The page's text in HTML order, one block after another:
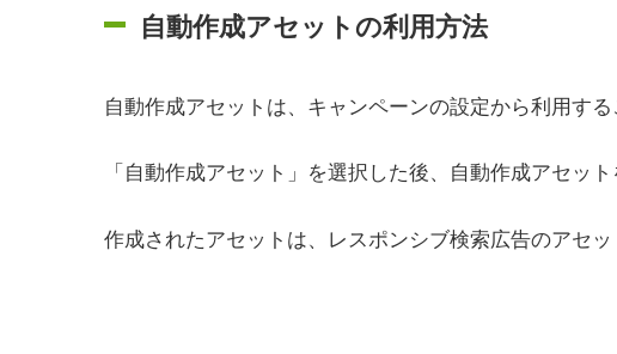
自動作成アセットの利用方法
自動作成アセットは、キャンペーンの設定から利用する
「自動作成アセット」を選択した後、自動作成アセッ
作成されたアセットは、レスポンシブ検索広告のアセッ